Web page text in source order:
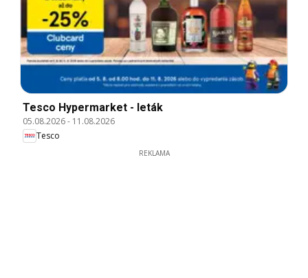
Tesco Hypermarket - leták
05.08.2026- 11.08.2026
Tesco
REKLAMA